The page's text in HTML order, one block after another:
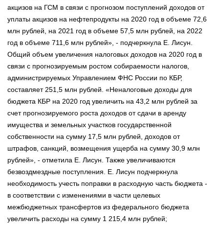
акцизов на ГСМ в связи с прогнозом поступлений доходов от
уплаты акцизов на нефтепродукты на 2020 год в объеме 72,6
млн рублей, на 2021 год в объеме 57,5 млн рублей, на 2022
год в объеме 711,6 млн рублей», - подчеркнула Е. Лисун.
Общий объем увеличения налоговых доходов на 2020 год в
связи с прогнозируемым ростом собираемости налогов,
администрируемых Управлением ФНС России по КБР,
составляет 251,5 млн рублей. «Неналоговые доходы для
бюджета КБР на 2020 год увеличить на 43,2 млн рублей за
счет прогнозируемого роста доходов от сдачи в аренду
имущества и земельных участков государственной
собственности на сумму 17,5 млн рублей, доходов от
штрафов, санкций, возмещения ущерба на сумму 30,9 млн
рублей», - отметила Е. Лисун. Также увеличиваются
безвоздмездные поступления. Е. Лисун подчеркнула
необходимость учесть поправки в расходную часть бюджета -
в соответствии с изменениями в части целевых
межбюджетных трансфертов из федерального бюджета
увеличить расходы на сумму 1 215,4 млн рублей;